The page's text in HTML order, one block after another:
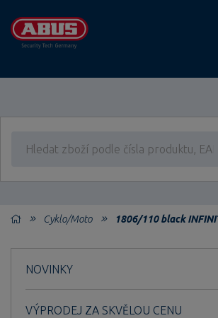
Cyklo/Moto 1806/110 black
NOVINKY
VÝPRODEJ ZA SKVĚLOU CENU